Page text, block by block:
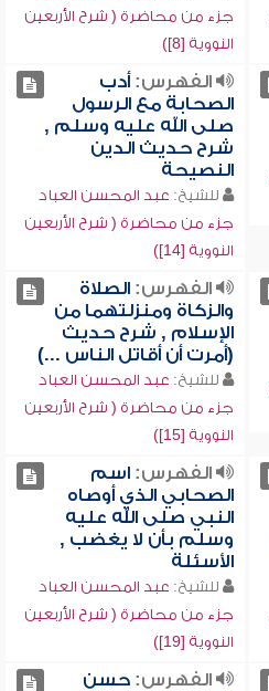
جزء من محاضرة ( شرح الأربعين
النووية [8])
الفهرس:أدب
الصحابة مع الرسول
صلى الله عليه وسلم ,
شرح حديث الدين
النصيحة
للشيخ: عبد المحسن العباد
جزء من محاضرة ( شرح الأربعين
النووية [14])
الفهرس:الصلاة
والزكاة ومنزلتهما من
الإسلام , شرح حديث
(أمرت أن أقاتل الناس ...)
للشيخ: عبد المحسن العباد
جزء من محاضرة ( شرح الأربعين
النووية [15])
الفهرس:اسم
الصحابي الذي أوصاه
النبي صلى الله عليه
وسلم بأن لا يغضب ,
الأسئلة
للشيخ: عبد المحسن العباد
جزء من محاضرة ( شرح الأربعين
النووية [19])
الفهرس:حسن